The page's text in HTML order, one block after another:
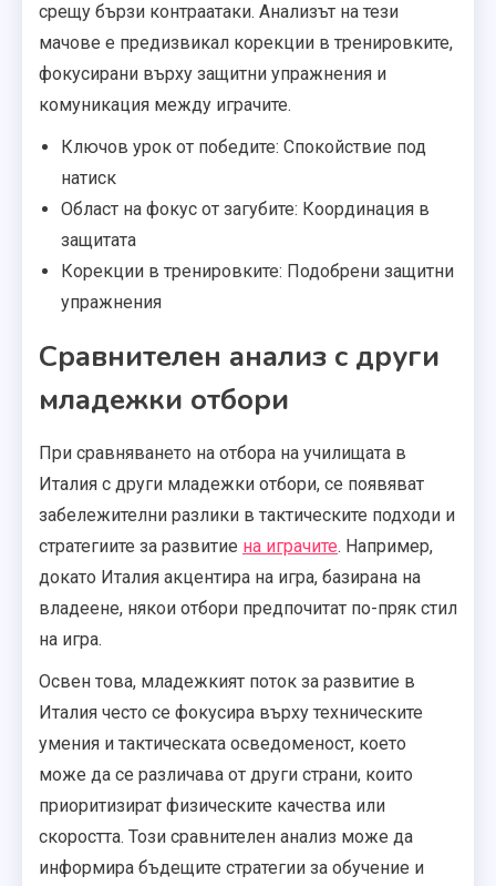
срещу бързи контраатаки. Анализът на тези
мачове е предизвикал корекции в тренировките,
фокусирани върху защитни упражнения и
комуникация между играчите.
Ключов урок от победите: Спокойствие под
натиск
Област на фокус от загубите: Координация в
защитата
Корекции в тренировките: Подобрени защитни
упражнения
Сравнителен анализ с други
младежки отбори
При сравняването на отбора на училищата в
Италия с други младежки отбори, се появяват
забележителни разлики в тактическите подходи и
стратегиите за развитие на играчите. Например,
докато Италия акцентира на игра, базирана на
владеене, някои отбори предпочитат по-пряк стил
на игра.
Освен това, младежкият поток за развитие в
Италия често се фокусира върху техническите
умения и тактическата осведоменост, което
може да се различава от други страни, които
приоритизират физическите качества или
скоростта. Този сравнителен анализ може да
информира бъдещите стратегии за обучение и